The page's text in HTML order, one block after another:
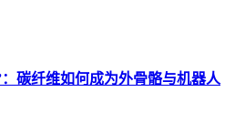
碳纤维如何成为外骨骼与机器人